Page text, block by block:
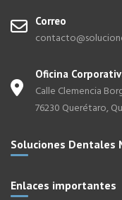
Correo
Oficina
Calle Clemencia
76230 Querétaro,
Soluciones Dentales
Enlaces importantes